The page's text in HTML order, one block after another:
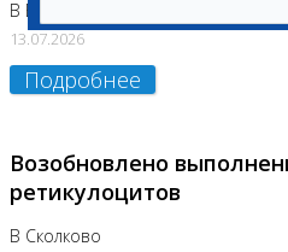
В Бутово
13.07.2026
Подробнее
Возобновлено
ретикулоцитов
В Сколково